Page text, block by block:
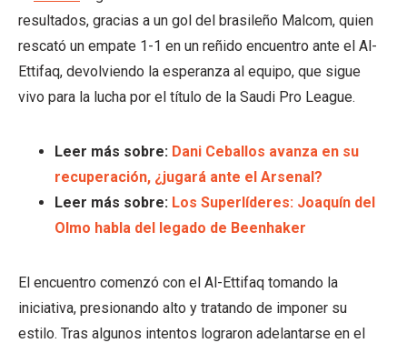
resultados, gracias a un gol del brasileño Malcom, quien
rescató un empate 1-1 en un reñido encuentro ante el Al-
Ettifaq, devolviendo la esperanza al equipo, que sigue
vivo para la lucha por el título de la Saudi Pro League.
Leer más sobre: Dani Ceballos avanza en su
recuperación, ¿jugará ante el Arsenal?
Leer más sobre: Los Superlíderes: Joaquín del
Olmo habla del legado de Beenhaker
El encuentro comenzó con el Al-Ettifaq tomando la
iniciativa, presionando alto y tratando de imponer su
estilo. Tras algunos intentos lograron adelantarse en el